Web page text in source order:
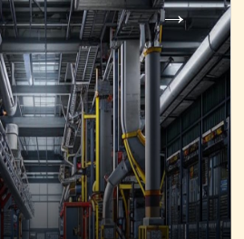
и мы
так скоро,